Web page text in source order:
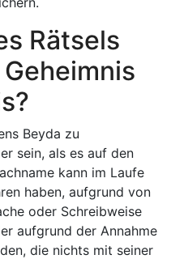
Rätsels
Beyda zu
sein, als es auf den
kann im Laufe
haben, aufgrund von
oder Schreibweise
aufgrund der Annahme
die nichts mit seiner